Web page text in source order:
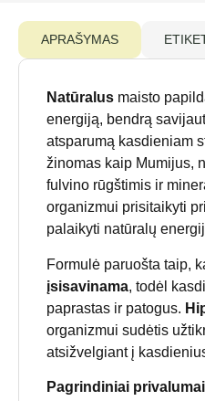
APRAŠYMAS
Natūralus maisto
energiją, bendrą
atsparumą kasdieniam
žinomas kaip Mumijus,
fulvino rūgštimis ir
organizmui prisitaikyti
palaikyti natūralų
Formulė paruošta taip,
įsisavinama, todėl
paprastas ir patogus.
organizmui sudėtis
atsižvelgiant į
Pagrindiniai